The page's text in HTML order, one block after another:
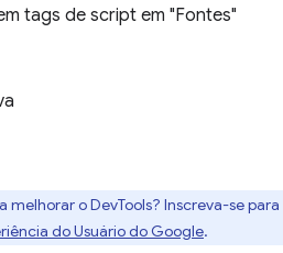
tags de script em "Fontes"
melhorar o DevTools? Inscreva-se para
do Usuário do Google.